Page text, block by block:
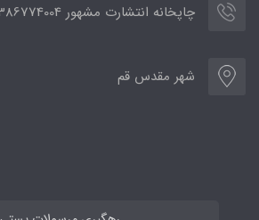
چاپخانه انتشارت مشهور 09386774004
شهر مقدس قم